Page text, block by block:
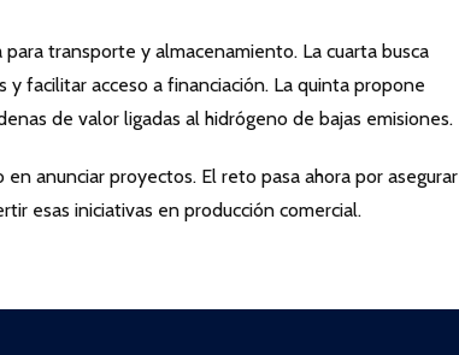
transporte y almacenamiento. La cuarta busca
facilitar acceso a financiación. La quinta propone
de valor ligadas al hidrógeno de bajas emisiones.
anunciar proyectos. El reto pasa ahora por asegurar
esas iniciativas en producción comercial.